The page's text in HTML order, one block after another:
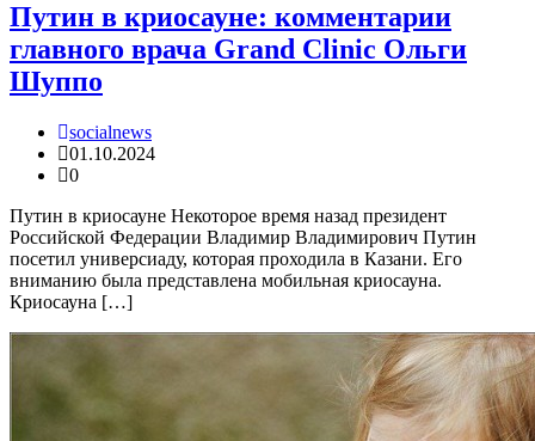
Путин в криосауне: комментарии
главного врача Grand Clinic Ольги
Шуппо
socialnews
01.10.2024
0
Путин в криосауне Некоторое время назад президент
Российской Федерации Владимир Владимирович Путин
посетил универсиаду, которая проходила в Казани. Его
вниманию была представлена мобильная криосауна.
Криосауна […]